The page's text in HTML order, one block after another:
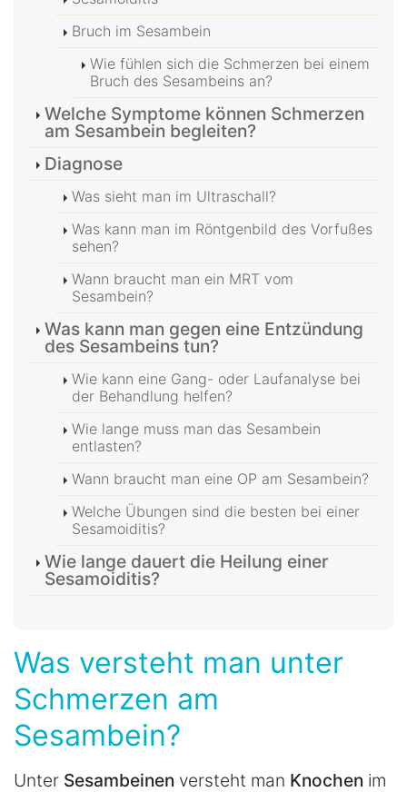
Bruch im Sesambein
Wie fühlen sich die Schmerzen bei einem
Bruch des Sesambeins an?
Welche Symptome können Schmerzen
am Sesambein begleiten?
Diagnose
Was sieht man im Ultraschall?
Was kann man im Röntgenbild des Vorfußes
sehen?
Wann braucht man ein MRT vom
Sesambein?
Was kann man gegen eine Entzündung
des Sesambeins tun?
Wie kann eine Gang- oder Laufanalyse bei
der Behandlung helfen?
Wie lange muss man das Sesambein
entlasten?
Wann braucht man eine OP am Sesambein?
Welche Übungen sind die besten bei einer
Sesamoiditis?
Wie lange dauert die Heilung einer
Sesamoiditis?
Was versteht man unter
Schmerzen am
Sesambein?
Unter Sesambeinen versteht man Knochen im